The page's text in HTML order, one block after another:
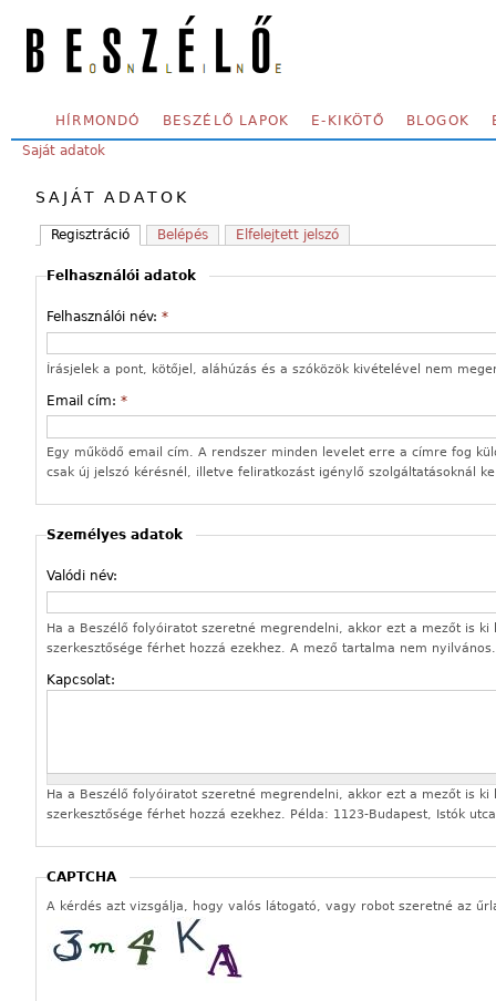
SECONDARY MENU
HÍRMONDÓ BESZÉLŐ LAPOK E-KIKÖTŐ BLOGOK
YOU ARE HERE:
Saját adatok
SAJÁT ADATOK
Regisztráció Belépés Elfelejtett jelszó
Felhasználói adatok
Felhasználói név: *
Írásjelek a pont, kötőjel, aláhúzás és a szóközök kivételével nem
Email cím: *
Egy működő email cím. A rendszer minden levelet erre a címre fog
csak új jelszó kérésnél, illetve feliratkozást igénylő szolgáltatásoknál
Személyes adatok
Valódi név:
Ha a Beszélő folyóiratot szeretné megrendelni, akkor ezt a mezőt is
szerkesztősége férhet hozzá ezekhez. A mező tartalma nem nyilvános.
Kapcsolat:
Ha a Beszélő folyóiratot szeretné megrendelni, akkor ezt a mezőt is
szerkesztősége férhet hozzá ezekhez. Példa: 1123-Budapest, Istók
CAPTCHA
A kérdés azt vizsgálja, hogy valós látogató, vagy robot szeretné az